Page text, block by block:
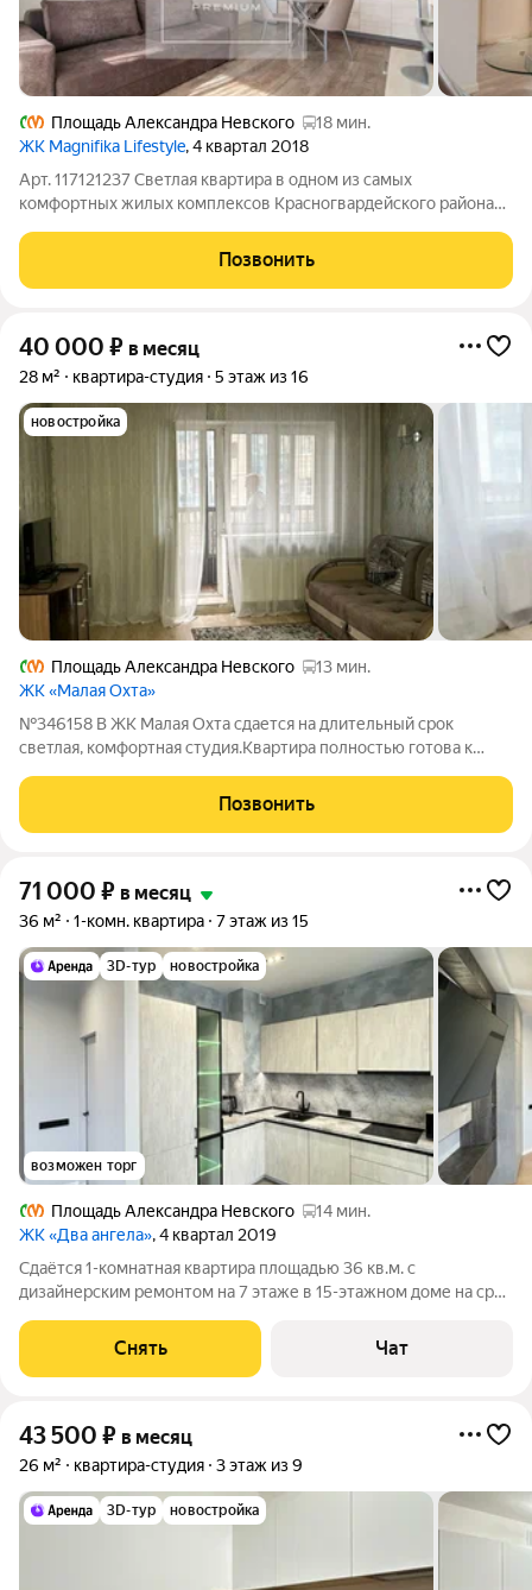
Площадь Александра Невского
18 мин.
ЖК Magnifika Lifestyle, 4 квартал 2018
Арт. 117121237 Светлая квартира в одном из самых
комфортных жилых комплексов Красногвардейского района
в пешей доступности от станции метро «Новочеркасская».
Один из главных плюсов
Позвонить
40 000 ₽ в месяц
28 м² квартира-студия 5 этаж из 16
новостройка
Площадь Александра Невского
13 мин.
ЖК «Малая Охта»
№346158 В ЖК Малая Охта сдается на длительный срок
светлая, комфортная студия.Квартира полностью готова к
техника. В самом ЖК закрытый охраняемый двор, с
ландшафтным оформлением и удобными
Позвонить
71 000 ₽ в месяц
36 м² 1-комн. квартира 7 этаж из 15
3D-тур новостройка
возможен торг
Площадь Александра Невского
14 мин.
ЖК «Два ангела», 4 квартал 2019
Сдаётся 1-комнатная квартира площадью 36 кв.м. с
дизайнерским ремонтом на 7 этаже в 15-этажном доме на срок
Холодильник Посудомоечная машина Кондиционер
Микроволновка Дом - монолитный,
Снять Чат
43 500 ₽ в месяц
26 м² квартира-студия 3 этаж из 9
3D-тур новостройка